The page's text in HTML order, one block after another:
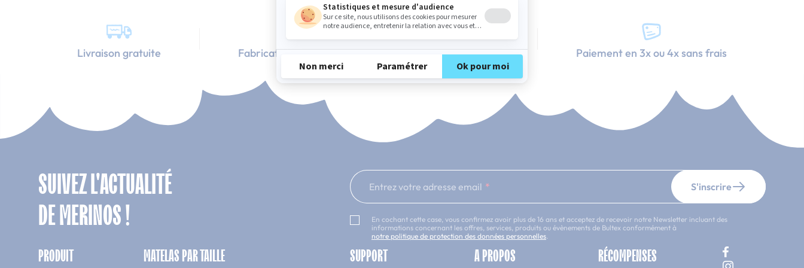
Livraison gratuite Fabrication Française 101 nuits d'essai* Paiement en 3x ou 4x sans frais
SUIVEZ L'ACTUALITÉ
DE MERINOS !
Entrez votre adresse email S'inscrire
En cochant cette case, vous confirmez avoir plus de 16 ans et acceptez de recevoir notre Newsletter incluant des
informations concernant les offres, services, produits ou évènements de Bultex conformément à
notre politique de protection des données personnelles
PRODUIT MATELAS PAR TAILLE SUPPORT A PROPOS RÉCOMPENSES